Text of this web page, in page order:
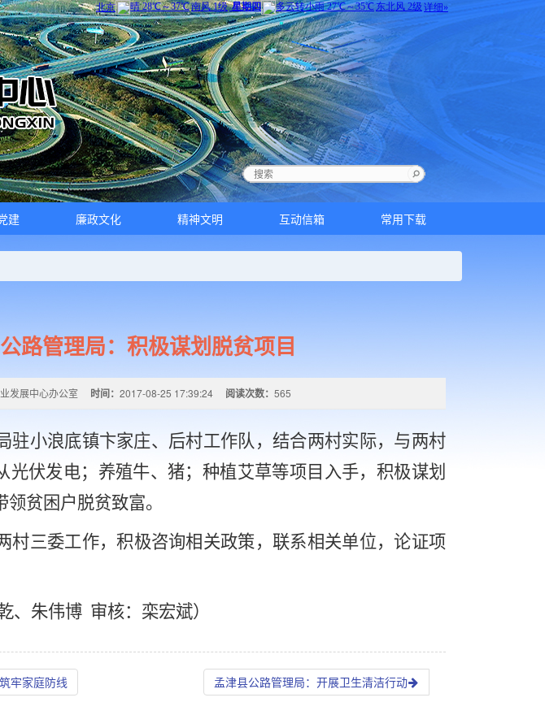
建 廉政文化 精神文明 互动信箱 常用下载
路管理局：积极谋划脱贫项目
发展中心办公室 时间： 2017-08-25 17:39:24 阅读次数： 565
驻小浪底镇卞家庄、 后村工作队，结合两村实际，与两村
光伏发电；养殖牛、猪；种植艾草等项目入手，积极谋划
贫困户脱贫致富。
村三委工作，积极咨询相关政策，联系相关单位，论证项
、朱伟博 审核：栾宏斌）
牢家庭防线 孟津县公路管理局：开展卫生清洁行动